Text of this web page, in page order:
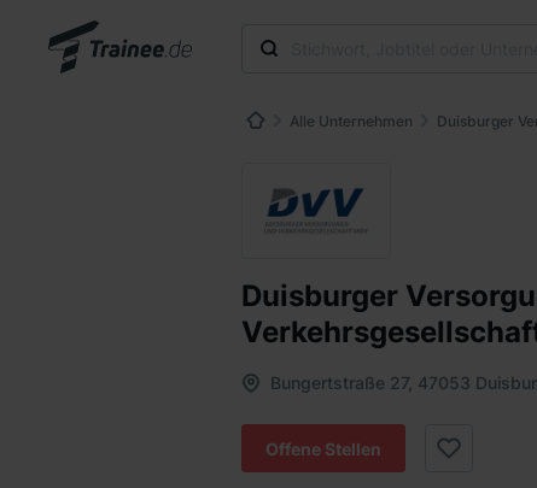
Alle Unternehmen Duisburger
Duisburger
Bungertstraße 27, 47053
Offene Stellen